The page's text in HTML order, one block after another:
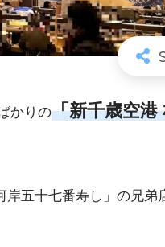
かりの「新千歳空港
五十七番寿し」の兄弟